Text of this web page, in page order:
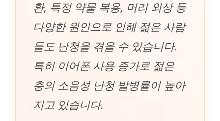
환, 특정 약물 복용, 머리 외상 등
다양한 원인으로 인해 젊은 사람
들도 난청을 겪을 수 있습니다.
특히 이어폰 사용 증가로 젊은
층의 소음성 난청 발병률이 높아
지고 있습니다.